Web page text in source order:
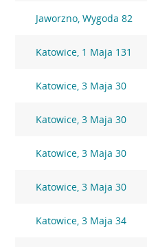
Jaworzno, Wygoda 82
Katowice, 1 Maja 131
Katowice, 3 Maja 30
Katowice, 3 Maja 30
Katowice, 3 Maja 30
Katowice, 3 Maja 30
Katowice, 3 Maja 34